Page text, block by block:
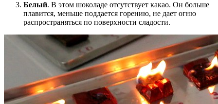
Белый. В этом шоколаде отсутствует какао. Он больше
плавится, меньше поддается горению, не дает огню
распространяться по поверхности сладости.